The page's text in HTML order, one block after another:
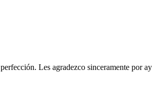
Les agradezco sinceramente por